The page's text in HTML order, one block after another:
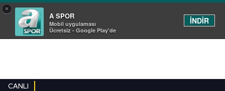
×
A SPOR
Mobil uygulaması
Ücretsiz - Google Play'de
İNDİR
CANLI